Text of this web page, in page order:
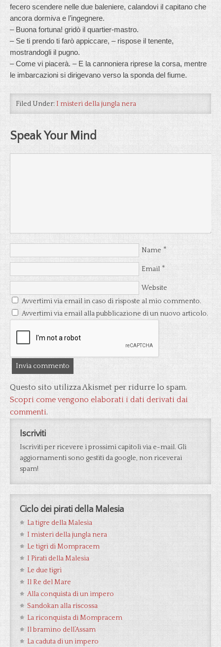
fecero scendere nelle due baleniere, calandovi il capitano che
ancora dormiva e l’ingegnere.
– Buona fortuna! gridò il quartier-mastro.
– Se ti prendo ti farò appiccare, – rispose il tenente,
mostrandogli il pugno.
– Come vi piacerà. – E la cannoniera riprese la corsa, mentre
le imbarcazioni si dirigevano verso la sponda del fiume.
Filed Under:I misteri della jungla nera
Speak Your Mind
Name *
Email *
Website
Avvertimi via email in caso di risposte al mio commento.
Avvertimi via email alla pubblicazione di un nuovo articolo.
Questo sito utilizza Akismet per ridurre lo spam.
Scopri come vengono elaborati i dati derivati dai
commenti.
Iscriviti
Iscriviti per ricevere i prossimi capitoli via e-mail. Gli
aggiornamenti sono gestiti da google, non riceverai
spam!
Ciclo dei pirati della Malesia
La tigre della Malesia
I misteri della jungla nera
Le tigri di Mompracem
I Pirati della Malesia
Le due tigri
Il Re del Mare
Alla conquista di un impero
Sandokan alla riscossa
La riconquista di Mompracem
Il bramino dell’Assam
La caduta di un impero